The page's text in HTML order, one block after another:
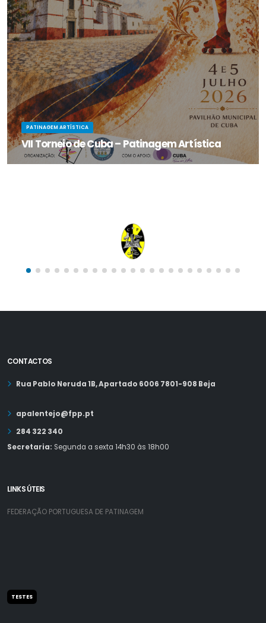
PATINAGEM ARTÍSTICA
VII Torneio de Cuba – Patinagem Artística
CONTACTOS
Rua Pablo Neruda 1B, Apartado 6006 7801-908 Beja
apalentejo@fpp.pt
284 322 340
Secretaria: Segunda a sexta 14h30 às 18h00
LINKS ÚTEIS
FEDERAÇÃO PORTUGUESA DE PATINAGEM
TESTES